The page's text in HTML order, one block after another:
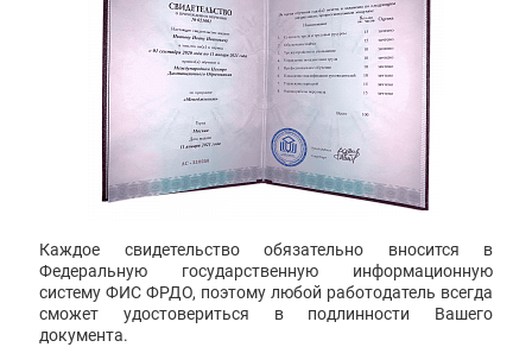
Каждое свидетельство обязательно вносится в
Федеральную государственную информационную
систему ФИС ФРДО, поэтому любой работодатель всегда
сможет удостовериться в подлинности Вашего
документа.